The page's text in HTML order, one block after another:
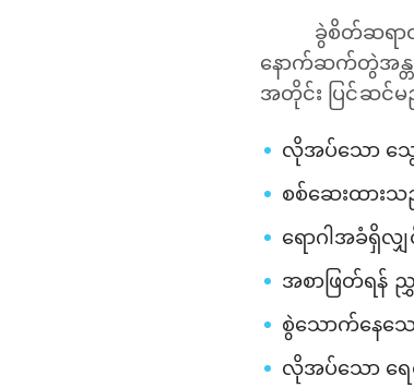
ခွဲစိတ်ဆရာ
နောက်ဆက်တွဲအန္တ
အတိုင်း ပြင်ဆင်မ
လိုအပ်သော သွေး
စစ်ဆေးထားသ
ရောဂါအခံ​ရှိ
အစာဖြတ်ရန် ညွှ
စွဲသောက်နေသေ
လိုအပ်သော ရေ